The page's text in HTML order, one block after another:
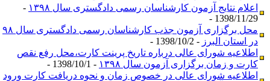
اعلام نتایج آزمون کارشناسان رسمی دادگستری سال ۱۳۹۸
-
1398/11/29 -
محل برگزاری آزمون جذب کارشناسان رسمی دادگستری سال ۹۸
در استان البرز - 1398/10/2 -
اطلاعیه شورای عالی درباره‌ تاریخ پرینت کارت،محل رفع نقص
کارت و زمان‌ برگزاری آزمون سال ۱۳۹۸
- 1398/10/1 -
اطلاعیه شورای عالی در خصوص زمان و نحوه دریافت کارت ورود